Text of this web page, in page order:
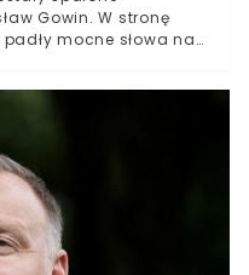
Gowin. W stronę
mocne słowa na
dla "Dziennika
niedawny koalicjant PiS
Jednocześnie nie
ustawy zgłaszane
jest to, że nad sporą